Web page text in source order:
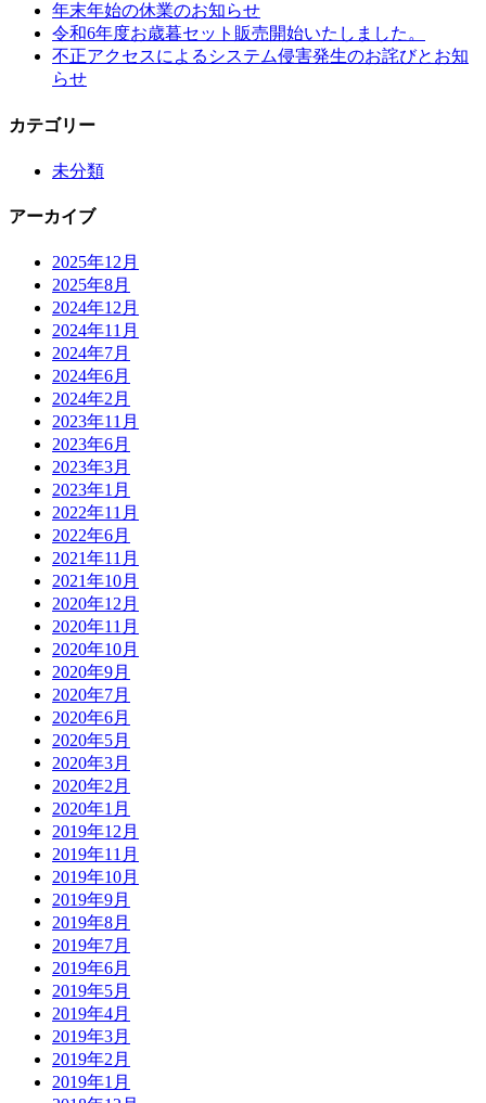
年末年始の休業のお知らせ
令和6年度お歳暮セット販売開始いたしました。
不正アクセスによるシステム侵害発生のお詫びとお知
らせ
カテゴリー
未分類
アーカイブ
2025年12月
2025年8月
2024年12月
2024年11月
2024年7月
2024年6月
2024年2月
2023年11月
2023年6月
2023年3月
2023年1月
2022年11月
2022年6月
2021年11月
2021年10月
2020年12月
2020年11月
2020年10月
2020年9月
2020年7月
2020年6月
2020年5月
2020年3月
2020年2月
2020年1月
2019年12月
2019年11月
2019年10月
2019年9月
2019年8月
2019年7月
2019年6月
2019年5月
2019年4月
2019年3月
2019年2月
2019年1月